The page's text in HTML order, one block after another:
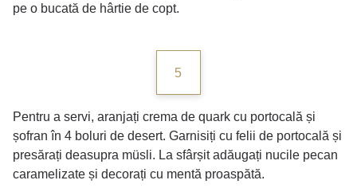
pe o bucată de hârtie de copt.
5
Pentru a servi, aranjați crema de quark cu portocală și
șofran în 4 boluri de desert. Garnisiți cu felii de portocală și
presărați deasupra müsli. La sfârșit adăugați nucile pecan
caramelizate și decorați cu mentă proaspătă.